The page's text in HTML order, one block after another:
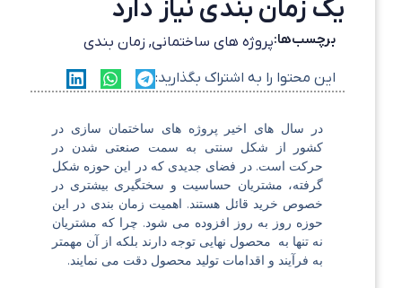
یک زمان بندی نیاز دارد
برچسب‌ها:پروژه های ساختمانی, زمان بندی
این محتوا را به اشتراک بگذارید:
در سال های اخیر پروژه های ساختمان سازی در
کشور از شکل سنتی به سمت صنعتی شدن در
حرکت است. در فضای جدیدی که در این حوزه شکل
گرفته، مشتریان حساسیت و سختگیری بیشتری در
خصوص خرید قائل هستند. اهمیت زمان بندی در این
حوزه روز به روز افزوده می شود. چرا که مشتریان
نه تنها به محصول نهایی توجه دارند بلکه از آن مهمتر
به فرآیند و اقدامات تولید محصول دقت می نمایند.